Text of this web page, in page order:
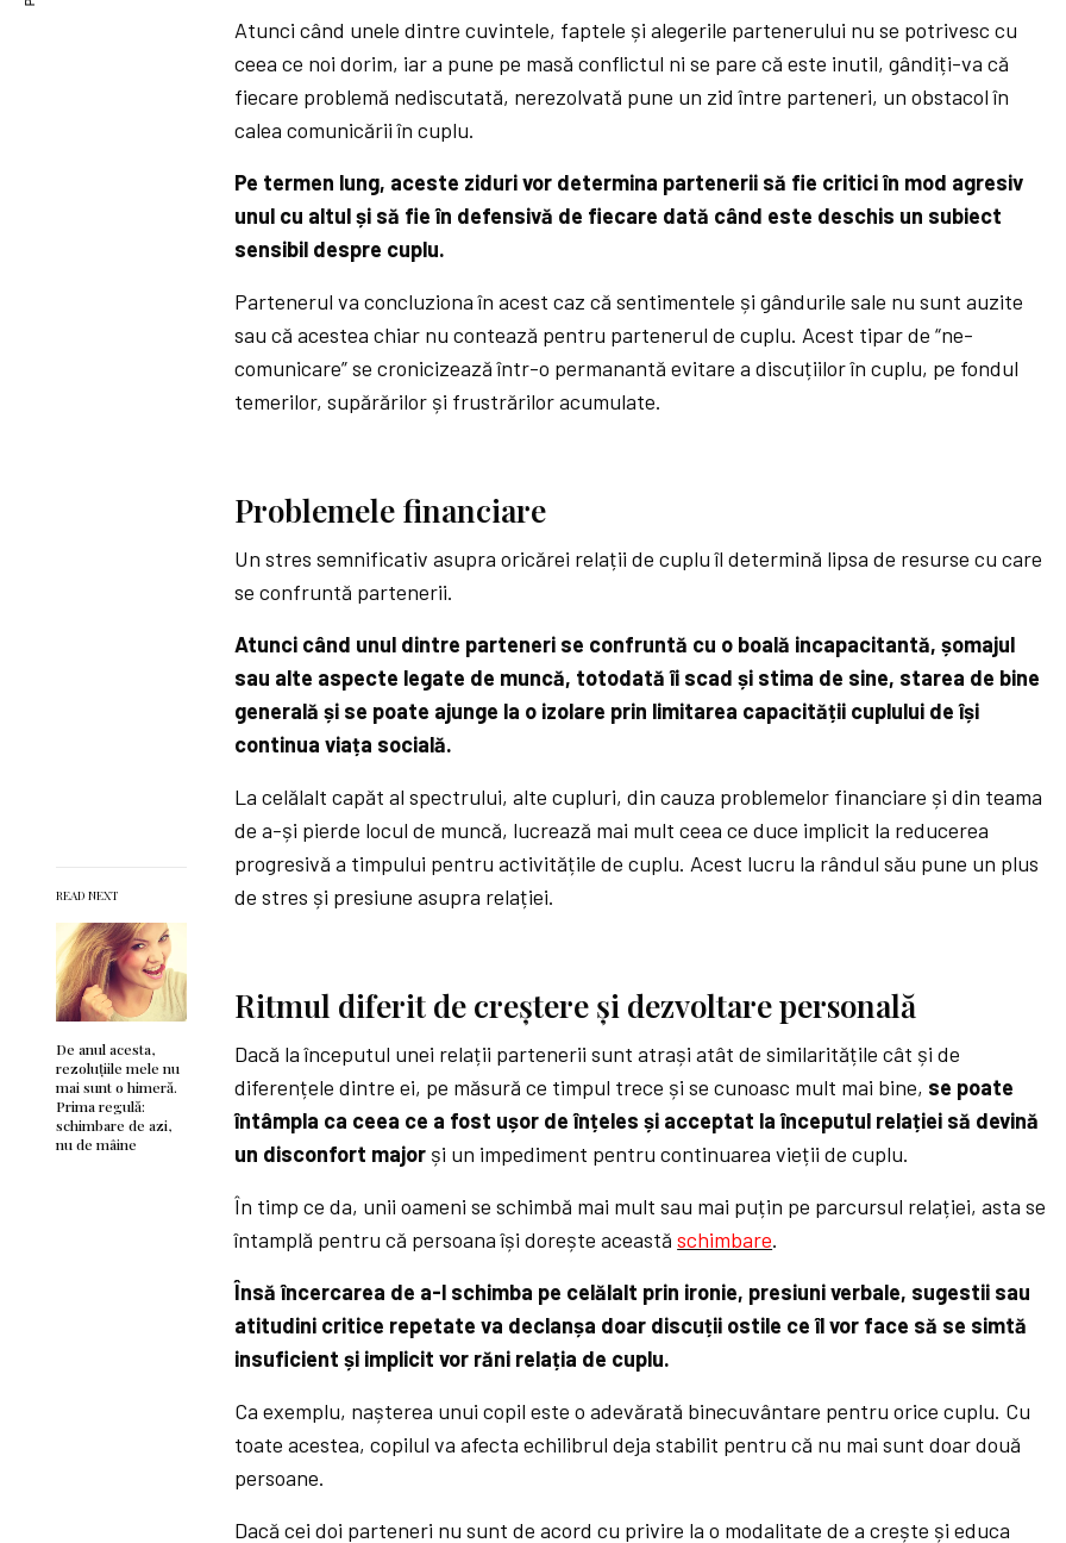
READ NEXT
De anul acesta,
rezoluțiile mele nu
mai sunt o himeră.
Prima regulă:
schimbare de azi,
nu de mâine
Atunci când unele dintre cuvintele, faptele și alegerile partenerului nu se potrivesc cu
ceea ce noi dorim, iar a pune pe masă conflictul ni se pare că este inutil, gândiți-va că
fiecare problemă nediscutată, nerezolvată pune un zid între parteneri, un obstacol în
calea comunicării în cuplu.
Pe termen lung, aceste ziduri vor determina partenerii să fie critici în mod agresiv
unul cu altul și să fie în defensivă de fiecare dată când este deschis un subiect
sensibil despre cuplu.
Partenerul va concluziona în acest caz că sentimentele și gândurile sale nu sunt auzite
sau că acestea chiar nu contează pentru partenerul de cuplu. Acest tipar de “ne-
comunicare” se cronicizează într-o permanantă evitare a discuțiilor în cuplu, pe fondul
temerilor, supărărilor și frustrărilor acumulate.
Problemele financiare
Un stres semnificativ asupra oricărei relații de cuplu îl determină lipsa de resurse cu care
se confruntă partenerii.
Atunci când unul dintre parteneri se confruntă cu o boală incapacitantă, șomajul
sau alte aspecte legate de muncă, totodată îi scad și stima de sine, starea de bine
generală și se poate ajunge la o izolare prin limitarea capacității cuplului de își
continua viața socială.
La celălalt capăt al spectrului, alte cupluri, din cauza problemelor financiare și din teama
de a-și pierde locul de muncă, lucrează mai mult ceea ce duce implicit la reducerea
progresivă a timpului pentru activitățile de cuplu. Acest lucru la rândul său pune un plus
de stres și presiune asupra relației.
Ritmul diferit de creștere și dezvoltare personală
Dacă la începutul unei relații partenerii sunt atrași atât de similaritățile cât și de
diferențele dintre ei, pe măsură ce timpul trece și se cunoasc mult mai bine, se poate
întâmpla ca ceea ce a fost ușor de înțeles și acceptat la începutul relației să devină
un disconfort major și un impediment pentru continuarea vieții de cuplu.
În timp ce da, unii oameni se schimbă mai mult sau mai puțin pe parcursul relației, asta se
întamplă pentru că persoana își dorește aceastăschimbare.
Însă încercarea de a-l schimba pe celălalt prin ironie, presiuni verbale, sugestii sau
atitudini critice repetate va declanșa doar discuții ostile ce îl vor face să se simtă
insuficient și implicit vor răni relația de cuplu.
Ca exemplu, nașterea unui copil este o adevărată binecuvântare pentru orice cuplu. Cu
toate acestea, copilul va afecta echilibrul deja stabilit pentru că nu mai sunt doar două
persoane.
Dacă cei doi parteneri nu sunt de acord cu privire la o modalitate de a crește și educa